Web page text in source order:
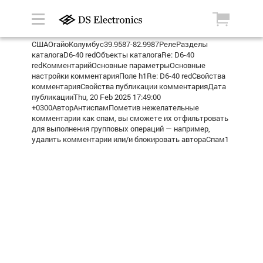
СШАОгайоКолумбус39.9587-82.9987РелеРазделы
каталогаD6-40 redОбъекты каталогаRe: D6-40
redКомментарийОсновные параметрыОсновные
настройки комментарияПоле h1Re: D6-40 redСвойства
комментарияСвойства публикации комментарияДата
публикацииThu, 20 Feb 2025 17:49:00
+0300АвторАнтиспамПометив нежелательные
комментарии как спам, вы сможете их отфильтровать
для выполнения групповых операций — например,
удалить комментарии или/и блокировать автораСпам1